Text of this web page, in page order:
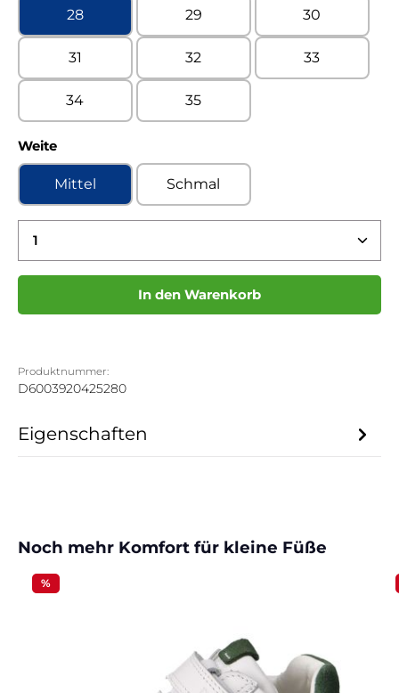
28 29 30
31 32 33
34 35
Weiteauswählen
Mittel Schmal
Produkt Anzahl: Gib den gewünschten Wert
In den Warenkorb
Produktnummer:
D6003920425280
Eigenschaften
Produktgalerie überspringen
Noch mehr Komfort für kleine Füße
%